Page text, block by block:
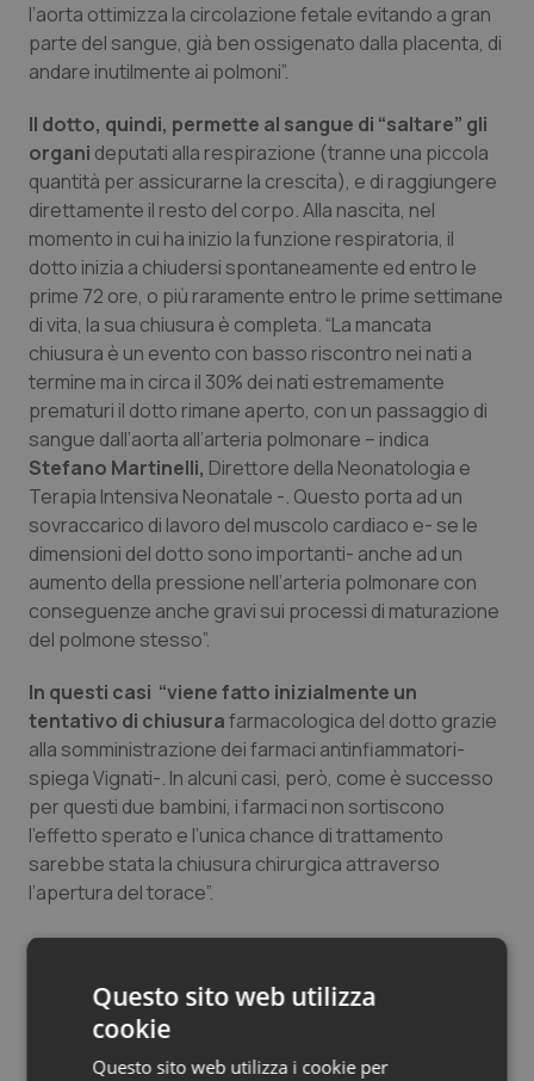
Valle D’Aosta
Veneto
Oncodermatologia
Oncoematologia
Oncologia & Nutrizione
Psoriasi & pelle
Quotidiano Cardiologia
Quotidiano Chirurgia
Quotidiano Oncologia
Quotidiano Pediatria
Rene & patologie urogenitali
Salute orale & impianti
Sangue & coagulazione
Tiroide
Tumore al seno
Tumore ovarico
Tumori del Polmone & Testa Collo
Tumori gastrointestinali
Ulcera & Reflusso
Vaccini
l’aorta ottimizza la circolazione fetale evitando a gran
parte del sangue, già ben ossigenato dalla placenta, di
andare inutilmente ai polmoni”.
Il dotto, quindi, permette al sangue di “saltare” gli
organi deputati alla respirazione (tranne una piccola
quantità per assicurarne la crescita), e di raggiungere
direttamente il resto del corpo. Alla nascita, nel
momento in cui ha inizio la funzione respiratoria, il
dotto inizia a chiudersi spontaneamente ed entro le
prime 72 ore, o più raramente entro le prime settimane
di vita, la sua chiusura è completa. “La mancata
chiusura è un evento con basso riscontro nei nati a
termine ma in circa il 30% dei nati estremamente
prematuri il dotto rimane aperto, con un passaggio di
sangue dall’aorta all’arteria polmonare – indica
Stefano Martinelli, Direttore della Neonatologia e
Terapia Intensiva Neonatale -. Questo porta ad un
sovraccarico di lavoro del muscolo cardiaco e- se le
dimensioni del dotto sono importanti- anche ad un
aumento della pressione nell’arteria polmonare con
conseguenze anche gravi sui processi di maturazione
del polmone stesso”.
In questi casi “viene fatto inizialmente un
tentativo di chiusurafarmacologica del dotto grazie
alla somministrazione dei farmaci antinfiammatori-
spiega Vignati-. In alcuni casi, però, come è successo
per questi due bambini, i farmaci non sortiscono
l’effetto sperato e l’unica chance di trattamento
sarebbe stata la chiusura chirurgica attraverso
l’apertura del torace”.
Oggi grazie alla procedura con il catetere
invasiva con un traumatismo chirurgico del tutto
azzerato, basta infatti una piccola puntura di una vena
della gamba per poter inserire il dispositivo. Non ci
Questo sito web utilizza
cookie
Questo sito web utilizza i cookie per